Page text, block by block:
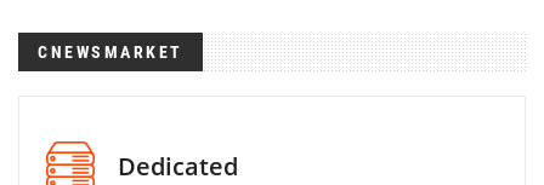
CNEWSMARKET
Dedicated